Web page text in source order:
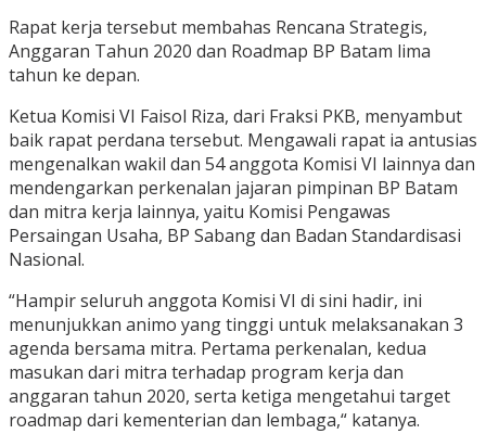
Rapat kerja tersebut membahas Rencana Strategis,
Anggaran Tahun 2020 dan Roadmap BP Batam lima
tahun ke depan.
Ketua Komisi VI Faisol Riza, dari Fraksi PKB, menyambut
baik rapat perdana tersebut. Mengawali rapat ia antusias
mengenalkan wakil dan 54 anggota Komisi VI lainnya dan
mendengarkan perkenalan jajaran pimpinan BP Batam
dan mitra kerja lainnya, yaitu Komisi Pengawas
Persaingan Usaha, BP Sabang dan Badan Standardisasi
Nasional.
“Hampir seluruh anggota Komisi VI di sini hadir, ini
menunjukkan animo yang tinggi untuk melaksanakan 3
agenda bersama mitra. Pertama perkenalan, kedua
masukan dari mitra terhadap program kerja dan
anggaran tahun 2020, serta ketiga mengetahui target
roadmap dari kementerian dan lembaga,“ katanya.